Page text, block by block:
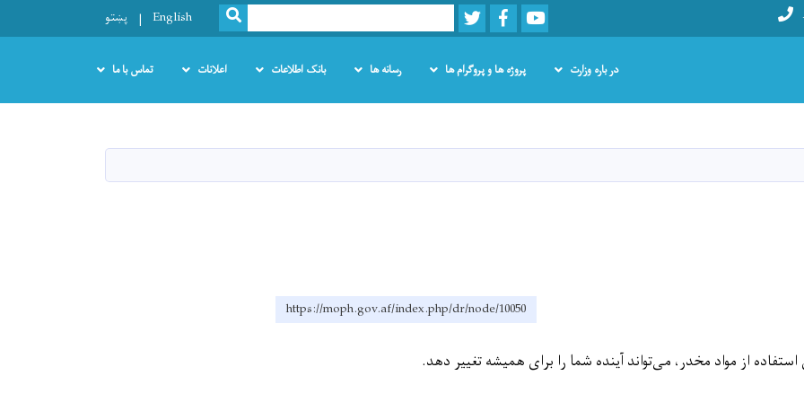
content
Youtube
Facebook
Twitter
Search
SEARCH
English پښتو
در باره وزارت پروژه ها و پروگرام ها رسانه ها بانک اطلاعات اعلانات تماس با ما
https://moph.gov.af/index.php/dr/node/10050
از مواد مخدر، می‌تواند آینده شما را برای همیشه تغییر دهد.